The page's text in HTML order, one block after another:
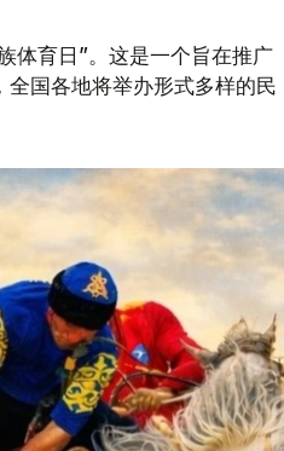
体育日”。这是一个旨在推广
国各地将举办形式多样的民